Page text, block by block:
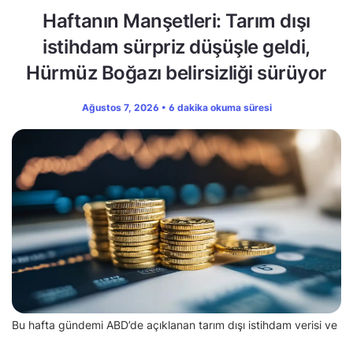
Haftanın Manşetleri: Tarım dışı
istihdam sürpriz düşüşle geldi,
Hürmüz Boğazı belirsizliği sürüyor
Ağustos 7, 2026 • 6 dakika okuma süresi
Bu hafta gündemi ABD’de açıklanan tarım dışı istihdam verisi ve